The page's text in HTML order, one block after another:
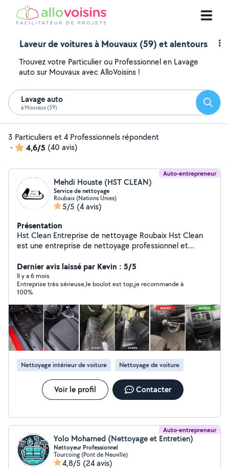
Laveur de voitures à Mouvaux (59) et alentours
Trouvez votre Particulier ou Professionnel en Lavage
auto sur Mouvaux avec AlloVoisins !
Lavage auto
à Mouvaux (59)
3 Particuliers et 4 Professionnels répondent
-
4,6/5 (40 avis)
Auto-entrepreneur
Mehdi Houste (HST CLEAN)
Service de nettoyage
Roubaix (Nations Unies)
5/5 (4 avis)
Présentation
Hst Clean Entreprise de nettoyage Roubaix Hst Clean
est une entreprise de nettoyage professionnel et
de 50 km. Nous proposons des prestations de
nettoyage efficaces, rapides et soignées, adaptées à
tous les besoins. Nettoyage auto & moto (intérieur,
sièges, moquettes, plastiques, extérieur, nettoyage
haute pression, lavage a la main, vapeur, shampouinage,
finition pinceaux jusque dans les moindre recoin selon la
formule choisis) Nettoyage appartement & maison
Nettoyage fin de chantier Nettoyage canapés, matelas,
tapis (taches, odeurs, acariens) Nettoyage bureaux &
locaux commerciaux Conciergerie et airbnb Utilisation
de matériel professionnel, résultat visible dès la
première intervention. Devis gratuit Intervention rapide
Travail sérieux. Roubaix / Mouscron + 50 km
Dernier avis laissé par Kevin : 5/5
Il y a 6 mois
Entreprise très sérieuse,le boulot est top,je recommande à
100%
Nettoyage intérieur de voiture Nettoyage de voiture
Voir le profil Contacter
Auto-entrepreneur
Yolo Mohamed (Nettoyage et Entretien)
Nettoyeur Professionnel
Tourcoing (Pont de Neuville)
4,8/5 (24 avis)